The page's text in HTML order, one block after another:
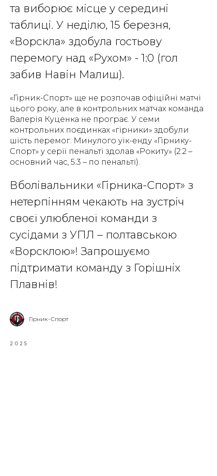
та виборює місце у середині
таблиці. У неділю, 15 березня,
«Ворскла» здобула гостьову
перемогу над «Рухом» - 1:0 (гол
забив Навін Малиш).
«Гірник-Спорт» ще не розпочав офіційні матчі
цього року, але в контрольних матчах команда
Валерія Куценка не програє. У семи
контрольних поєдинках «гірники» здобули
шість перемог. Минулого уїк-енду «Гірнику-
Спорт» у серії пенальті здолав «Рокиту» (2:2 –
основний час, 5:3 – по пенальті).
Вболівальники «Гірника-Спорт» з
нетерпінням чекають на зустріч
своєї улюбленої команди з
сусідами з УПЛ – полтавською
«Ворсклою»! Запрошуємо
підтримати команду з Горішніх
Плавнів!
Гірник-Спорт
2025